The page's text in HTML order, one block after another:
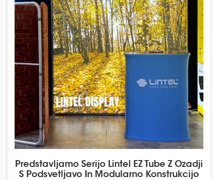
Predstavljamo Serijo Lintel EZ Tube Z Ozadji
S Podsvetljavo In Modularno Konstrukcijo